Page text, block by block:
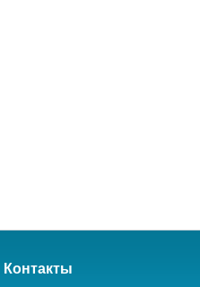
Контакты